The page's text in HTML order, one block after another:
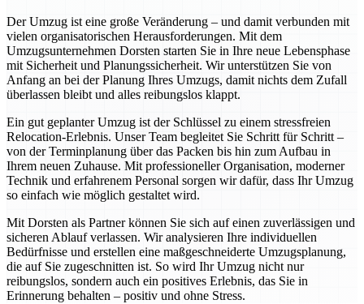
Der Umzug ist eine große Veränderung – und damit verbunden mit
vielen organisatorischen Herausforderungen. Mit dem
Umzugsunternehmen Dorsten starten Sie in Ihre neue Lebensphase
mit Sicherheit und Planungssicherheit. Wir unterstützen Sie von
Anfang an bei der Planung Ihres Umzugs, damit nichts dem Zufall
überlassen bleibt und alles reibungslos klappt.
Ein gut geplanter Umzug ist der Schlüssel zu einem stressfreien
Relocation-Erlebnis. Unser Team begleitet Sie Schritt für Schritt –
von der Terminplanung über das Packen bis hin zum Aufbau in
Ihrem neuen Zuhause. Mit professioneller Organisation, moderner
Technik und erfahrenem Personal sorgen wir dafür, dass Ihr Umzug
so einfach wie möglich gestaltet wird.
Mit Dorsten als Partner können Sie sich auf einen zuverlässigen und
sicheren Ablauf verlassen. Wir analysieren Ihre individuellen
Bedürfnisse und erstellen eine maßgeschneiderte Umzugsplanung,
die auf Sie zugeschnitten ist. So wird Ihr Umzug nicht nur
reibungslos, sondern auch ein positives Erlebnis, das Sie in
Erinnerung behalten – positiv und ohne Stress.